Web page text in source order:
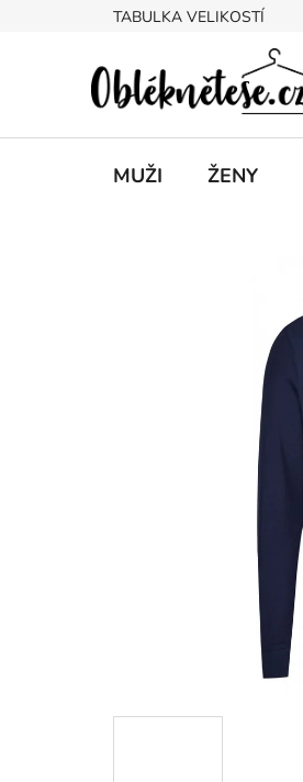
TABULKA VELIKOSTÍ
MUŽI ŽENY